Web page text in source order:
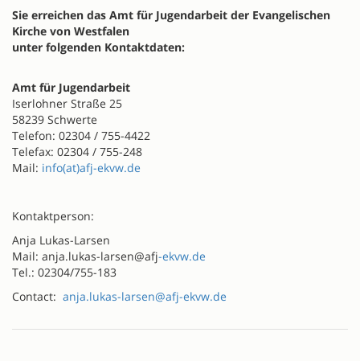
Sie erreichen das Amt für Jugendarbeit der Evangelischen
Kirche von Westfalen
unter folgenden Kontaktdaten:
Amt für Jugendarbeit
Iserlohner Straße 25
58239 Schwerte
Telefon: 02304 / 755-4422
Telefax: 02304 / 755-248
Mail: info(at)afj-ekvw.de
Kontaktperson:
Anja Lukas-Larsen
Mail: anja.lukas-larsen@afj-ekvw.de
Tel.: 02304/755-183
Contact: anja.lukas-larsen@afj-ekvw.de